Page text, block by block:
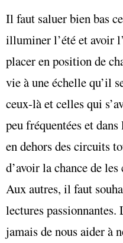
Il faut saluer bien bas
illuminer l’été et avoir
placer en position de
vie à une échelle qu’il
ceux-là et celles qui
peu fréquentées et
en dehors des circuits
d’avoir la chance de
Aux autres, il faut
lectures
jamais de nous aider à